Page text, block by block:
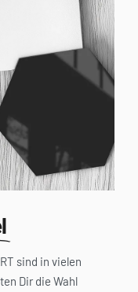
sind in vielen
Dir die Wahl